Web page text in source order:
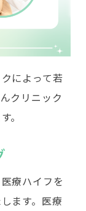
によって若
クリニック
。
療ハイフを
ます。医療